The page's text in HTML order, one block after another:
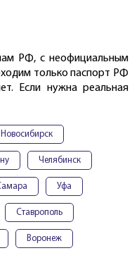
РФ, с неофициальным
только паспорт РФ
Если нужна реальная
Новосибирск
Челябинск
Уфа
Ставрополь
Воронеж